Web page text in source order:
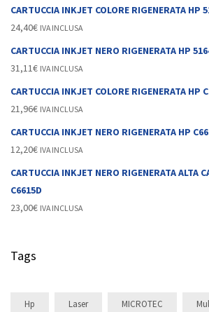
CARTUCCIA INKJET COLORE RIGENERATA HP
24,40€ IVA INCLUSA
CARTUCCIA INKJET NERO RIGENERATA HP
31,11€ IVA INCLUSA
CARTUCCIA INKJET COLORE RIGENERATA HP
21,96€ IVA INCLUSA
CARTUCCIA INKJET NERO RIGENERATA HP
12,20€ IVA INCLUSA
CARTUCCIA INKJET NERO RIGENERATA ALTA
C6615D
23,00€ IVA INCLUSA
Tags
Hp Laser MICROTEC